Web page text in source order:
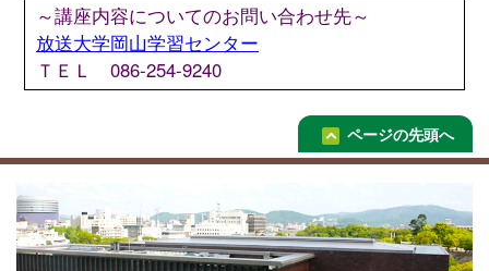
～講座内容についてのお問い合わせ先～
放送大学岡山学習センター
ＴＥＬ 086-254-9240
ページの先頭へ